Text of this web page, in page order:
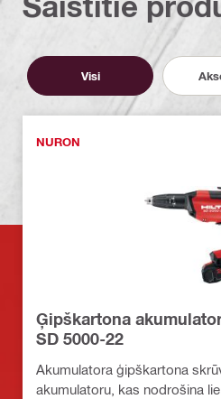
Visi
NURON
Ģipškartona
SD 5000-22
Akumulatora ģipškartona
akumulatoru, kas nodrošina